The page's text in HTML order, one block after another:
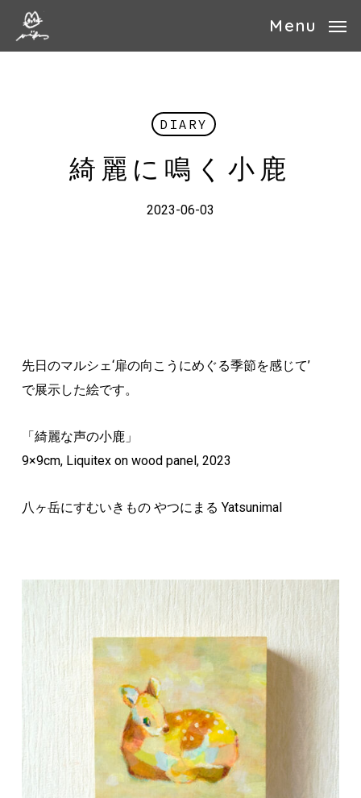
Menu
DIARY
綺麗に鳴く小鹿
2023-06-03
先日のマルシェ‘扉の向こうにめぐる季節を感じて’
で展示した絵です。
「綺麗な声の小鹿」
9×9cm, Liquitex on wood panel, 2023
八ヶ岳にすむいきもの やつにまる Yatsunimal